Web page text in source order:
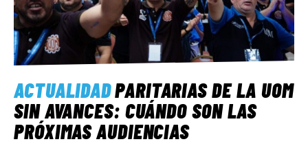
ACTUALIDADPARITARIAS DE LA UOM
SIN AVANCES: CUÁNDO SON LAS
PRÓXIMAS AUDIENCIAS